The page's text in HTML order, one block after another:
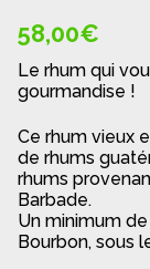
58,00€
Le rhum qui
gourmandise !
Ce rhum vieux
de rhums
rhums
Barbade.
Un minimum
Bourbon, sous